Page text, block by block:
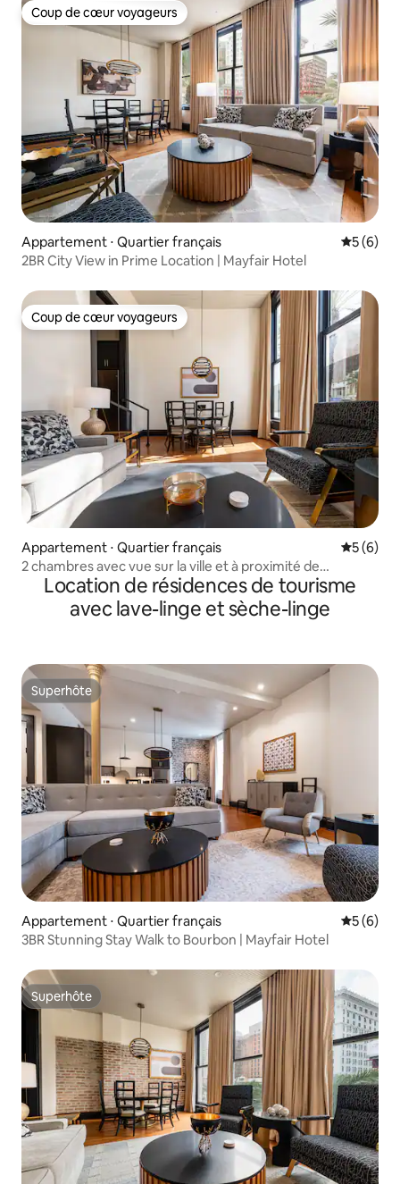
Coup de cœur voyageurs
Coup de cœur voyageurs
Appartement ⋅ Quartier français
5 (6)
2BR City View in Prime Location | Mayfair Hotel
Coup de cœur voyageurs
Coup de cœur voyageurs
Appartement ⋅ Quartier français
5 (6)
2 chambres avec vue sur la ville et à proximité de
Bourbon | Hôtel Mayfair
Location de résidences de tourisme
avec lave-linge et sèche-linge
Superhôte
Superhôte
Appartement ⋅ Quartier français
5 (6)
3BR Stunning Stay Walk to Bourbon | Mayfair Hotel
Superhôte
Superhôte